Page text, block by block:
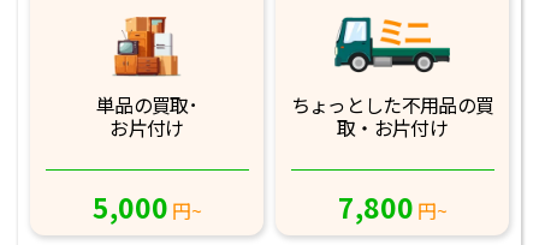
単品の買取･
お片付け
5,000 円~
ちょっとした不用品の買
取・お片付け
7,800 円~